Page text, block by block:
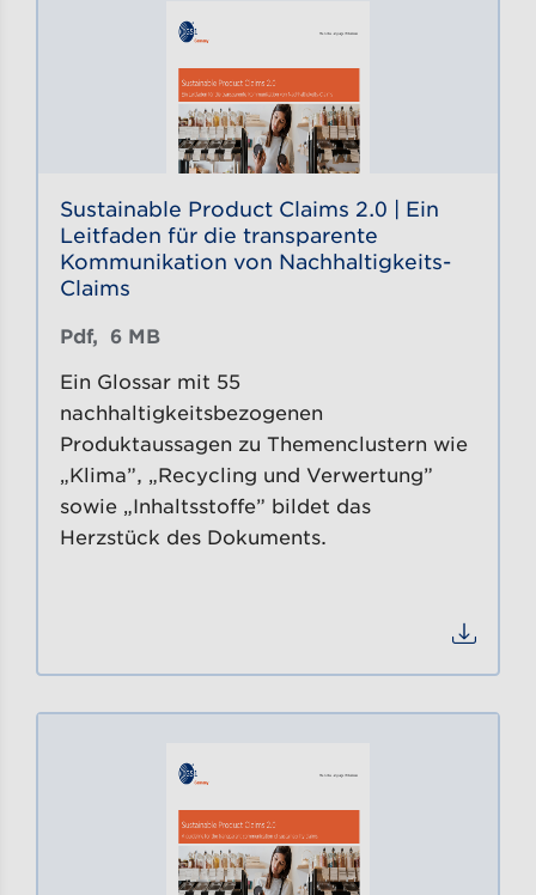
Sustainable Product Claims 2.0 | Ein
Leitfaden für die transparente
Kommunikation von Nachhaltigkeits-
Claims
Pdf, 6 MB
Ein Glossar mit 55
nachhaltigkeitsbezogenen
Produktaussagen zu Themenclustern wie
„Klima”, „Recycling und Verwertung”
sowie „Inhaltsstoffe” bildet das
Herzstück des Dokuments.
Datei